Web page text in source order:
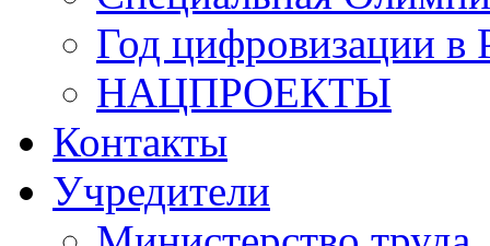
Год цифровизации в
НАЦПРОЕКТЫ
Контакты
Учредители